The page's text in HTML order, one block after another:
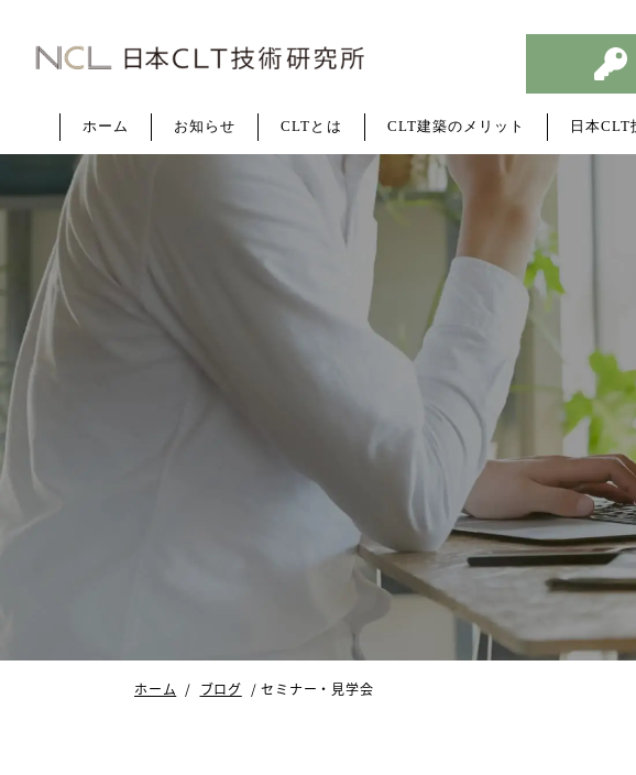
CLT
CLT
術
研
究
所
ホ ーム お知 らせ CLT と は CLT建築の メ リ ッ ト 日本CLT
ホーム ブログ セミナー・見学会